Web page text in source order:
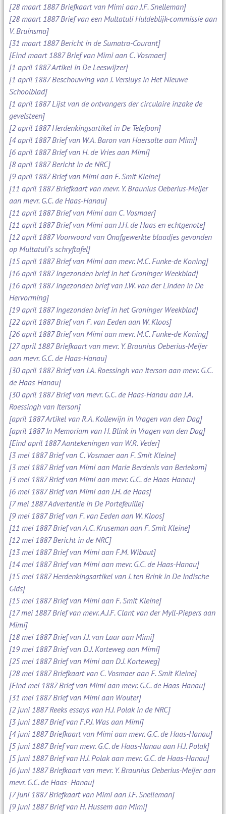
[28 maart 1887 Briefkaart van Mimi aan J.F. Snelleman]
[28 maart 1887 Brief van een Multatuli Huldeblijk-commissie aan
V. Bruinsma]
[31 maart 1887 Bericht in de Sumatra-Courant]
[Eind maart 1887 Brief van Mimi aan C. Vosmaer]
[1 april 1887 Artikel in De Leeswijzer]
[1 april 1887 Beschouwing van J. Versluys in Het Nieuwe
Schoolblad]
[1 april 1887 Lijst van de ontvangers der circulaire inzake de
gevelsteen]
[2 april 1887 Herdenkingsartikel in De Telefoon]
[4 april 1887 Brief van W.A. Baron van Haersolte aan Mimi]
[6 april 1887 Brief van H. de Vries aan Mimi]
[8 april 1887 Bericht in de NRC]
[9 april 1887 Brief van Mimi aan F. Smit Kleine]
[11 april 1887 Briefkaart van mevr. Y. Braunius Oeberius-Meijer
aan mevr. G.C. de Haas-Hanau]
[11 april 1887 Brief van Mimi aan C. Vosmaer]
[11 april 1887 Brief van Mimi aan J.H. de Haas en echtgenote]
[12 april 1887 Voorwoord van Onafgewerkte blaadjes gevonden
op Multatuli's schryftafel]
[15 april 1887 Brief van Mimi aan mevr. M.C. Funke-de Koning]
[16 april 1887 Ingezonden brief in het Groninger Weekblad]
[16 april 1887 Ingezonden brief van J.W. van der Linden in De
Hervorming]
[19 april 1887 Ingezonden brief in het Groninger Weekblad]
[22 april 1887 Brief van F. van Eeden aan W. Kloos]
[26 april 1887 Brief van Mimi aan mevr. M.C. Funke-de Koning]
[27 april 1887 Briefkaart van mevr. Y. Braunius Oeberius-Meijer
aan mevr. G.C. de Haas-Hanau]
[30 april 1887 Brief van J.A. Roessingh van Iterson aan mevr. G.C.
de Haas-Hanau]
[30 april 1887 Brief van mevr. G.C. de Haas-Hanau aan J.A.
Roessingh van Iterson]
[april 1887 Artikel van R.A. Kollewijn in Vragen van den Dag]
[april 1887 In Memoriam van H. Blink in Vragen van den Dag]
[Eind april 1887 Aantekeningen van W.R. Veder]
[3 mei 1887 Brief van C. Vosmaer aan F. Smit Kleine]
[3 mei 1887 Brief van Mimi aan Marie Berdenis van Berlekom]
[3 mei 1887 Brief van Mimi aan mevr. G.C. de Haas-Hanau]
[6 mei 1887 Brief van Mimi aan J.H. de Haas]
[7 mei 1887 Advertentie in De Portefeuille]
[9 mei 1887 Brief van F. van Eeden aan W. Kloos]
[11 mei 1887 Brief van A.C. Kruseman aan F. Smit Kleine]
[12 mei 1887 Bericht in de NRC]
[13 mei 1887 Brief van Mimi aan F.M. Wibaut]
[14 mei 1887 Brief van Mimi aan mevr. G.C. de Haas-Hanau]
[15 mei 1887 Herdenkingsartikel van J. ten Brink in De Indische
Gids]
[15 mei 1887 Brief van Mimi aan F. Smit Kleine]
[17 mei 1887 Brief van mevr. A.J.F. Clant van der Myll-Piepers aan
Mimi]
[18 mei 1887 Brief van J.J. van Laar aan Mimi]
[19 mei 1887 Brief van D.J. Korteweg aan Mimi]
[25 mei 1887 Brief van Mimi aan D.J. Korteweg]
[28 mei 1887 Briefkaart van C. Vosmaer aan F. Smit Kleine]
[Eind mei 1887 Brief van Mimi aan mevr. G.C. de Haas-Hanau]
[31 mei 1887 Brief van Mimi aan Wouter]
[2 juni 1887 Reeks essays van H.J. Polak in de NRC]
[3 juni 1887 Brief van F.P.J. Was aan Mimi]
[4 juni 1887 Briefkaart van Mimi aan mevr. G.C. de Haas-Hanau]
[5 juni 1887 Brief van mevr. G.C. de Haas-Hanau aan H.J. Polak]
[5 juni 1887 Brief van H.J. Polak aan mevr. G.C. de Haas-Hanau]
[6 juni 1887 Briefkaart van mevr. Y. Braunius Oeberius-Meijer aan
mevr. G.C. de Haas- Hanau]
[7 juni 1887 Briefkaart van Mimi aan J.F. Snelleman]
[9 juni 1887 Brief van H. Hussem aan Mimi]